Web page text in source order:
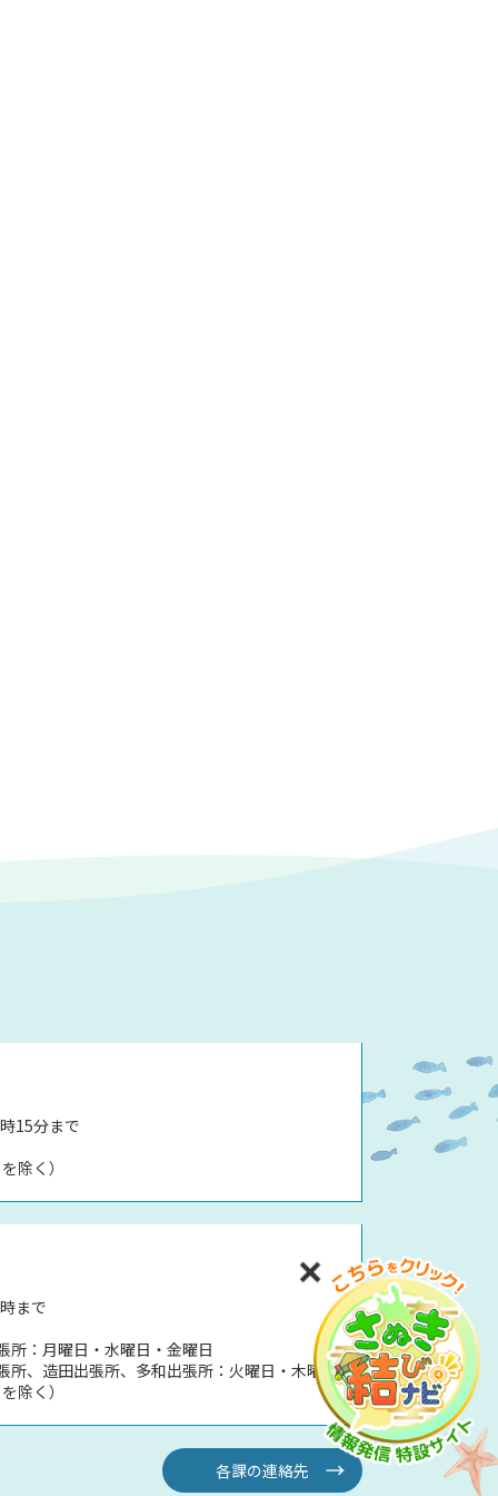
15分まで
除く）
まで
所：月曜日・水曜日・金曜日
所、造田出張所、多和出張所：火曜日・木曜日
除く）
各課の連絡先